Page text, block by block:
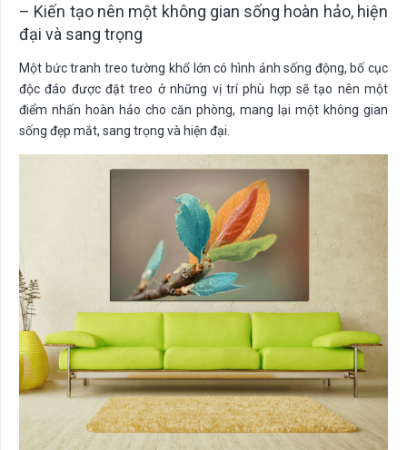
– Kiến tạo nên một không gian sống hoàn hảo, hiện
đại và sang trọng
Một bức tranh treo tường khổ lớn có hình ảnh sống động, bố cục
độc đáo được đặt treo ở những vị trí phù hợp sẽ tạo nên một
điểm nhấn hoàn hảo cho căn phòng, mang lại một không gian
sống đẹp mắt, sang trọng và hiện đại.